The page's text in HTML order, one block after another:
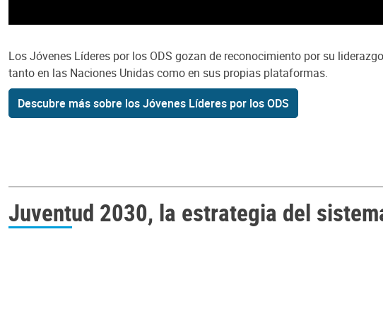
Los Jóvenes Líderes por los ODS gozan de reconocimiento por su
tanto en las Naciones Unidas como en sus propias plataformas.
Descubre más sobre los Jóvenes Líderes por los ODS
Juventud 2030, la estrategia del